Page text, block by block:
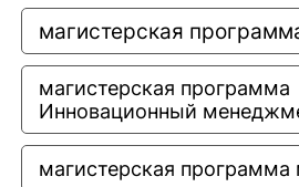
магистерская
магистерская программа
Инновационный
магистерская программа